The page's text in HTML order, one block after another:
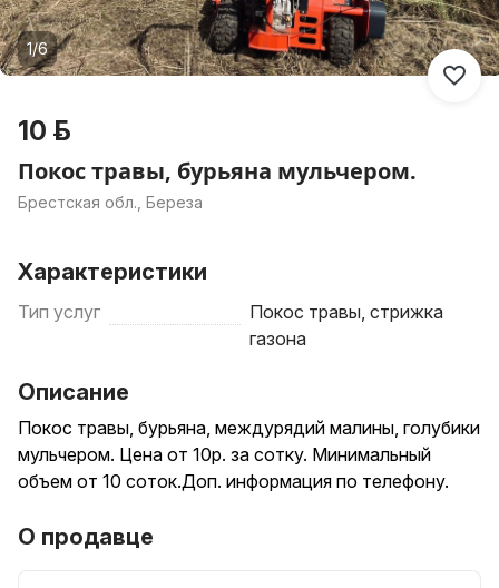
1/6
10 р.
Покос травы, бурьяна мульчером.
Брестская обл., Береза
Характеристики
Тип услуг
Покос травы, стрижка
газона
Описание
Покос травы, бурьяна, междурядий малины, голубики
мульчером. Цена от 10р. за сотку. Минимальный
объем от 10 соток.Доп. информация по телефону.
О продавце